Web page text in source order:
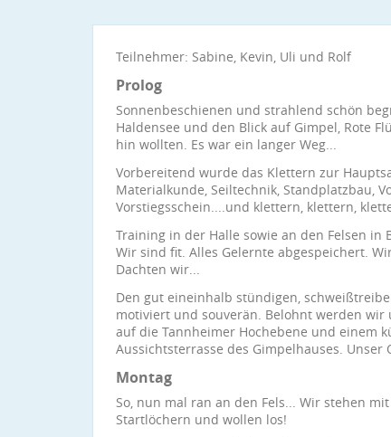
Teilnehmer: Sabine, Kevin, Uli und Rolf
Prolog
Sonnenbeschienen und strahlend schön
Haldensee und den Blick auf Gimpel, Rote
hin wollten. Es war ein langer Weg...
Vorbereitend wurde das Klettern zur
Materialkunde, Seiltechnik, Standplatzbau,
Vorstiegsschein....und klettern, klettern,
Training in der Halle sowie an den Felsen in
Wir sind fit. Alles Gelernte abgespeichert.
Dachten wir...
Den gut eineinhalb stündigen,
motiviert und souverän. Belohnt werden
auf die Tannheimer Hochebene und einem
Aussichtsterrasse des Gimpelhauses.
Montag
So, nun mal ran an den Fels... Wir stehen
Startlöchern und wollen los!